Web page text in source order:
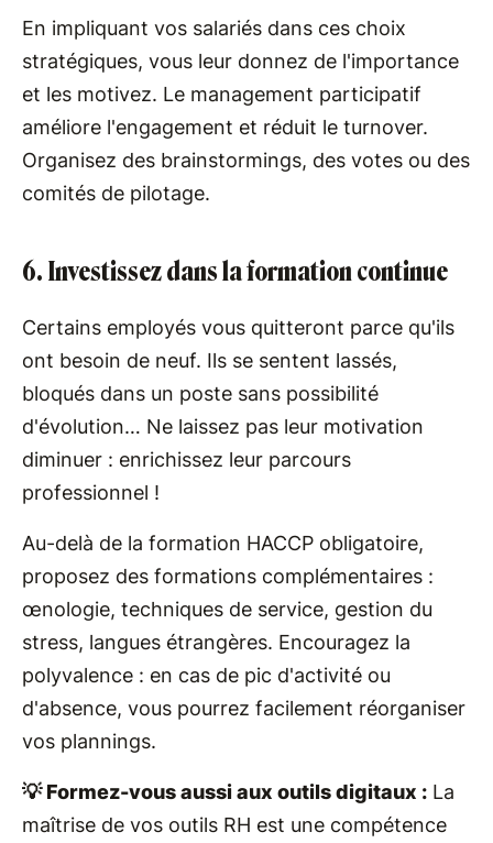
En impliquant vos salariés dans ces choix
stratégiques, vous leur donnez de l'importance
et les motivez. Le management participatif
améliore l'engagement et réduit le turnover.
Organisez des brainstormings, des votes ou des
comités de pilotage.
6. Investissez dans la formation continue
Certains employés vous quitteront parce qu'ils
ont besoin de neuf. Ils se sentent lassés,
bloqués dans un poste sans possibilité
d'évolution… Ne laissez pas leur motivation
diminuer : enrichissez leur parcours
professionnel !
Au-delà de la formation HACCP obligatoire,
proposez des formations complémentaires :
œnologie, techniques de service, gestion du
stress, langues étrangères. Encouragez la
polyvalence : en cas de pic d'activité ou
d'absence, vous pourrez facilement réorganiser
vos plannings.
💡 Formez-vous aussi aux outils digitaux : La
maîtrise de vos outils RH est une compétence